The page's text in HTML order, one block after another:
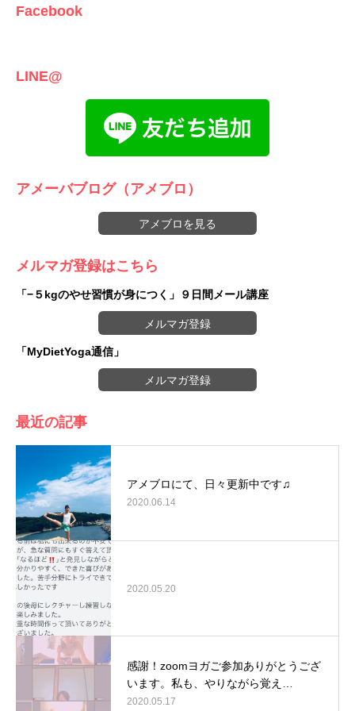
Facebook
LINE@
アメーバブログ（アメブロ）
アメブロを見る
メルマガ登録はこちら
「−５kgのやせ習慣が身につく」９日間メール講座
メルマガ登録
「MyDietYoga通信」
メルマガ登録
最近の記事
アメブロにて、日々更新中です♫
2020.06.14
2020.05.20
感謝！zoomヨガご参加ありがとうござ
います。私も、やりながら覚え…
2020.05.17